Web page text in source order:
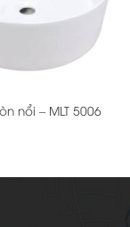
nổi – MLT 5006